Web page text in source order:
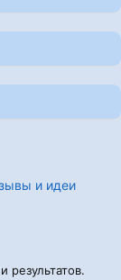
и идеи
результатов.